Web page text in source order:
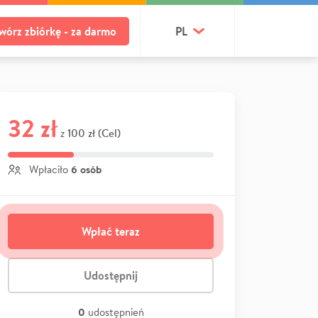
zbiórkę - za darmo PL
32 zł z 100 zł (Cel)
Wpłaciło 6 osób
Wpłać teraz
Udostępnij
0 udostępnień